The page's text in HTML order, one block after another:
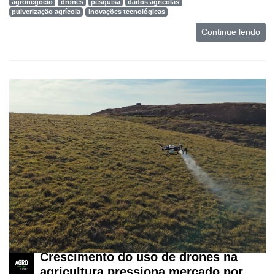
Mercado
Agenda
Agricultura
de
Precisão
Automação
e
Robótica
Conectividade
Dados
agronegócio
drones pesquisa
dados agrícolas
pulverização agrícola
Inovações tecnológicas
Continue lendo
Crescimento do uso de drones na